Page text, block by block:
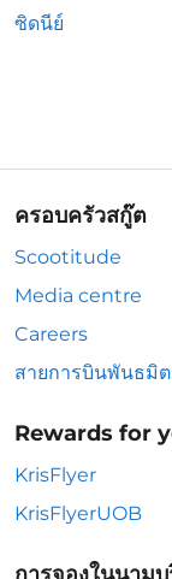
ซิดนีย์
ครอบครัวสกู๊ต
Scootitude
Media centre
Careers
สายการบินพันธมิ
Rewards for
KrisFlyer
KrisFlyerUOB